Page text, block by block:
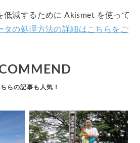
低減するために Akismet を使って
タの処理方法の詳細はこちらをご